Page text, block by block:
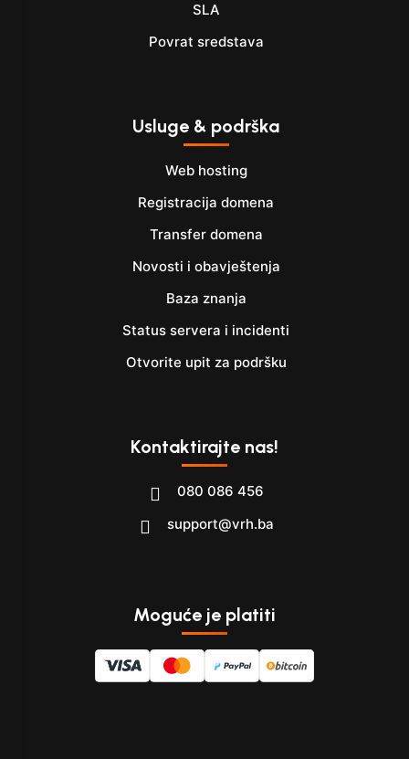
SLA
Povrat sredstava
Usluge & podrška
Web hosting
Registracija domena
Transfer domena
Novosti i obavještenja
Baza znanja
Status servera i incidenti
Otvorite upit za podršku
Kontaktirajte nas!
080 086 456
support@vrh.ba
Moguće je platiti